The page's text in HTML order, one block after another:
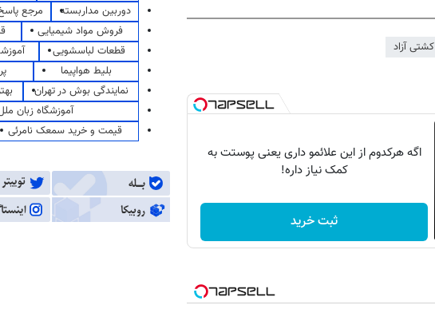
کشتی آزاد
اگه هرکدوم از این علائمو داری یعنی پوستت به
کمک نیاز داره!
ثبت خرید
دوربین مداربسته
مرجع
فروش مواد شیمیایی
قطعات لباسشویی
بلیط هواپیما
نمایندگی بوش در تهران
آموزشگاه زبان
قیمت و خرید سمعک نامرئی